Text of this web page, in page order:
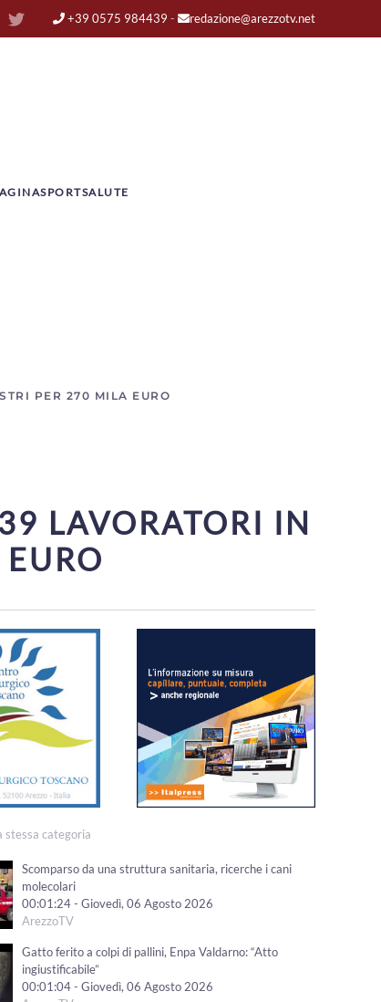
+39 0575 984439 - redazione@arezzotv.net
SPORTSALUTE
PER 270 MILA EURO
LAVORATORI IN
stessa categoria
Scomparso da una struttura sanitaria, ricerche i cani
molecolari
00:01:24 - Giovedì, 06 Agosto 2026
ArezzoTV
Gatto ferito a colpi di pallini, Enpa Valdarno: “Atto
ingiustificabile”
00:01:04 - Giovedì, 06 Agosto 2026